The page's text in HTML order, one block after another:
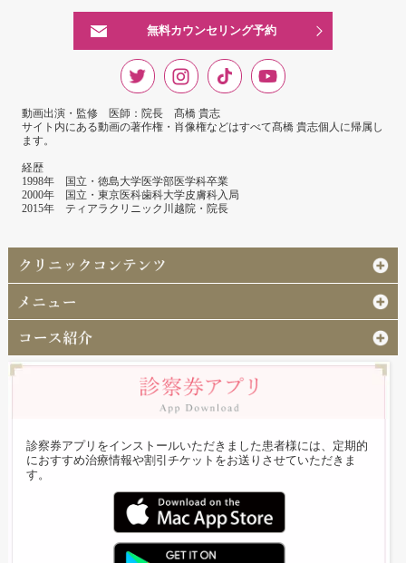
無料カウンセリング予約
動画出演・監修 医師：院長 髙橋 貴志
サイト内にある動画の著作権・肖像権などはすべて髙橋 貴志個人に帰属し
ます。
経歴
1998年 国立・徳島大学医学部医学科卒業
2000年 国立・東京医科歯科大学皮膚科入局
2015年 ティアラクリニック川越院・院長
診察券アプリをインストールいただきました患者様には、定期的
におすすめ治療情報や割引チケットをお送りさせていただきま
す。